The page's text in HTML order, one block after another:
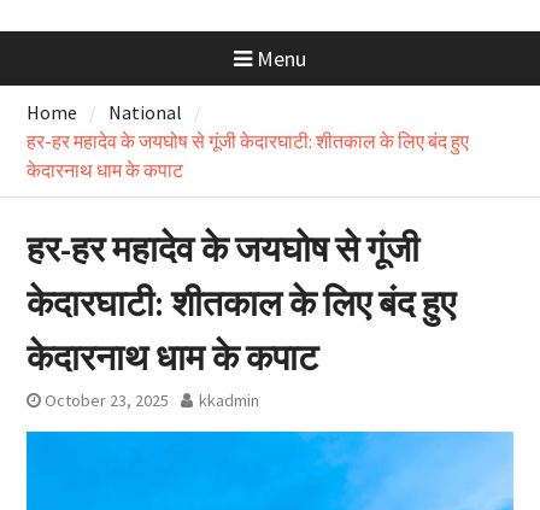
Menu
Home
National
हर-हर महादेव के जयघोष से गूंजी केदारघाटी: शीतकाल के लिए बंद हुए
केदारनाथ धाम के कपाट
हर-हर महादेव के जयघोष से गूंजी
केदारघाटी: शीतकाल के लिए बंद हुए
केदारनाथ धाम के कपाट
October 23, 2025 kkadmin